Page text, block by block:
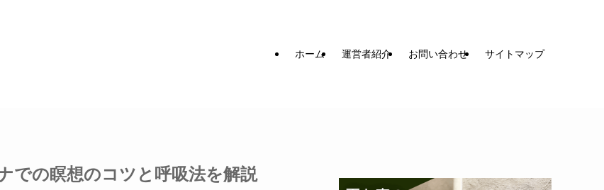
ホーム 運営者紹介 お問い合わせ サイトマップ
での瞑想のコツと呼吸法を解説